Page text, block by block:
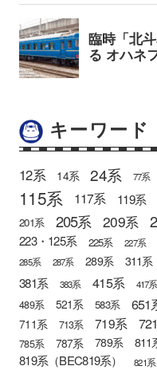
キーワード
12系 14系 24系 77系
115系 117系 119系
201系 205系 209系
223・125系 225系 227系
285系
287系 289系 311系
381系 383系 415系 417系
489系 521系 583系 651
711系 713系 719系
785系 787系 789系 811
819系（BEC819系） 821系